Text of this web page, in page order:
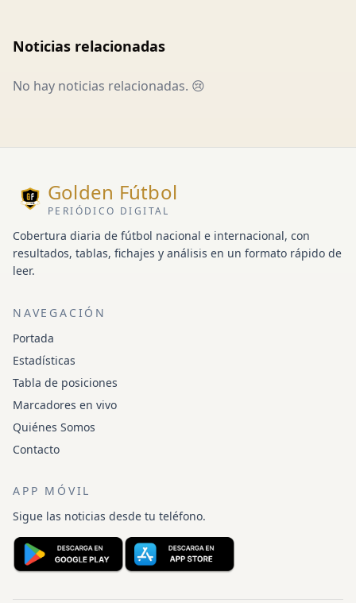
Noticias relacionadas
No hay noticias relacionadas. 😢
Golden Fútbol
PERIÓDICO DIGITAL
Cobertura diaria de fútbol nacional e internacional, con
resultados, tablas, fichajes y análisis en un formato rápido de
leer.
NAVEGACIÓN
Portada
Estadísticas
Tabla de posiciones
Marcadores en vivo
Quiénes Somos
Contacto
APP MÓVIL
Sigue las noticias desde tu teléfono.